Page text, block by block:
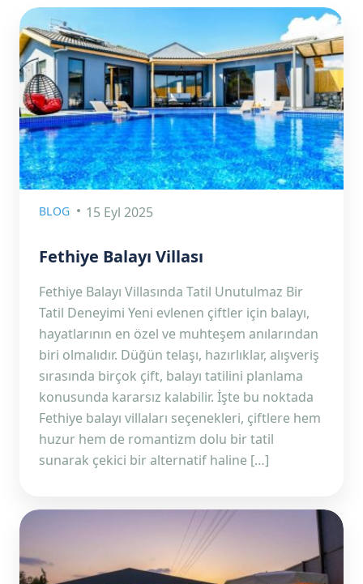
BLOG 15 Eyl 2025
Fethiye Balayı Villası
Fethiye Balayı Villasında Tatil Unutulmaz Bir
Tatil Deneyimi Yeni evlenen çiftler için balayı,
hayatlarının en özel ve muhteşem anılarından
biri olmalıdır. Düğün telaşı, hazırlıklar, alışveriş
sırasında birçok çift, balayı tatilini planlama
konusunda kararsız kalabilir. İşte bu noktada
Fethiye balayı villaları seçenekleri, çiftlere hem
huzur hem de romantizm dolu bir tatil
sunarak çekici bir alternatif haline […]